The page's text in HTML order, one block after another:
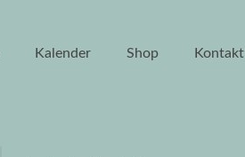
Kalender Shop Kontakt